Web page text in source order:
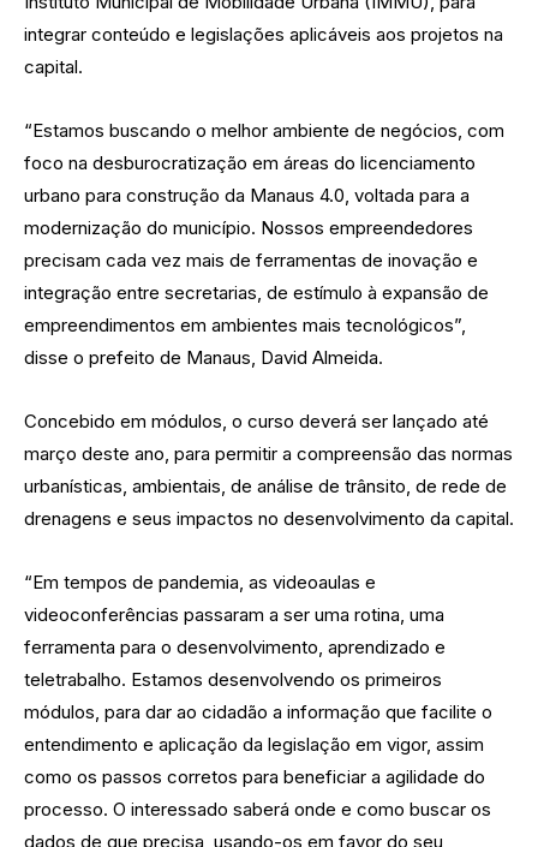
integrar conteúdo e legislações aplicáveis aos projetos na
capital.
“Estamos buscando o melhor ambiente de negócios, com
foco na desburocratização em áreas do licenciamento
urbano para construção da Manaus 4.0, voltada para a
modernização do município. Nossos empreendedores
precisam cada vez mais de ferramentas de inovação e
integração entre secretarias, de estímulo à expansão de
empreendimentos em ambientes mais tecnológicos”,
disse o prefeito de Manaus, David Almeida.
Concebido em módulos, o curso deverá ser lançado até
março deste ano, para permitir a compreensão das normas
urbanísticas, ambientais, de análise de trânsito, de rede de
drenagens e seus impactos no desenvolvimento da capital.
“Em tempos de pandemia, as videoaulas e
videoconferências passaram a ser uma rotina, uma
ferramenta para o desenvolvimento, aprendizado e
teletrabalho. Estamos desenvolvendo os primeiros
módulos, para dar ao cidadão a informação que facilite o
entendimento e aplicação da legislação em vigor, assim
como os passos corretos para beneficiar a agilidade do
processo. O interessado saberá onde e como buscar os
dados de que precisa, usando-os em favor do seu